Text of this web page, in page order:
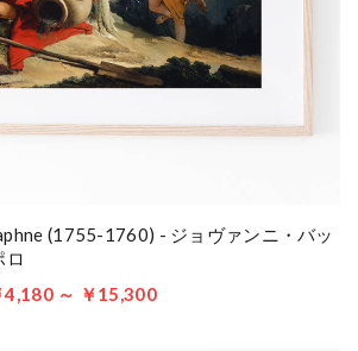
(1755-1760) - ジョヴァンニ・バッ
ロ
4,180 ～ ￥15,300